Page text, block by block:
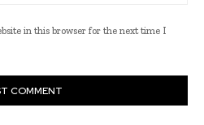
in this browser for the next time I